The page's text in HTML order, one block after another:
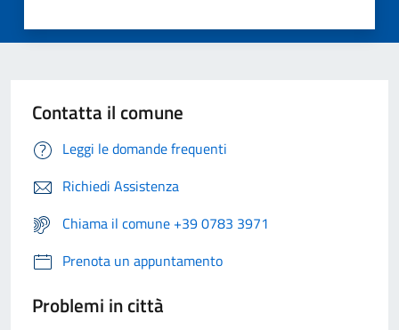
Contatta il comune
Leggi le domande frequenti
Richiedi Assistenza
Chiama il comune +39 0783 3971
Prenota un appuntamento
Problemi in città